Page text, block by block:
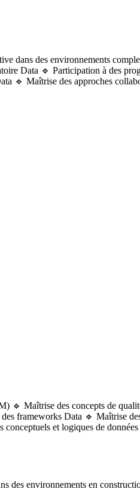
dans des environnements
Data 🔹 Participation à des
🔹 Maîtrise des approches
🔹 Maîtrise des concepts de
frameworks Data 🔹 Maîtrise
et logiques de
des environnements en